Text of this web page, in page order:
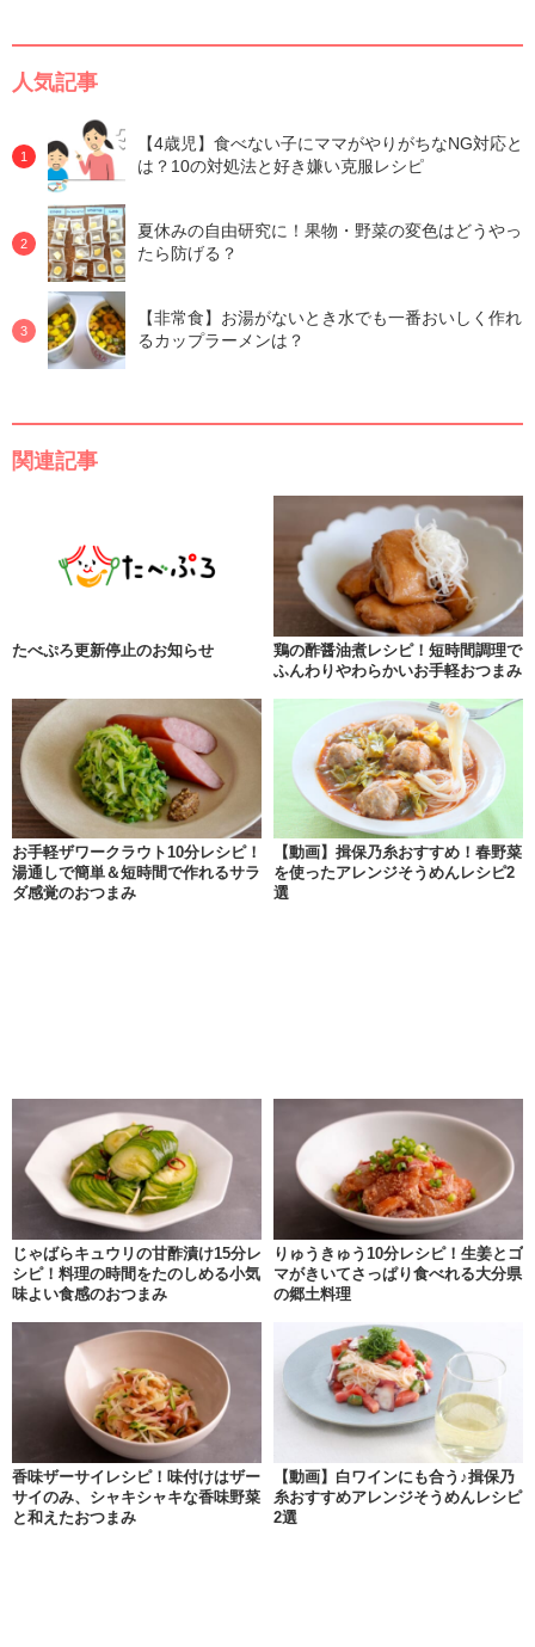
人気記事
【4歳児】食べない子にママがやりがちなNG対応と
は？10の対処法と好き嫌い克服レシピ
夏休みの自由研究に！果物・野菜の変色はどうやっ
たら防げる？
【非常食】お湯がないとき水でも一番おいしく作れ
るカップラーメンは？
関連記事
たべぷろ更新停止のお知らせ
鶏の酢醤油煮レシピ！短時間調理で
ふんわりやわらかいお手軽おつまみ
お手軽ザワークラウト10分レシピ！
湯通しで簡単＆短時間で作れるサラ
ダ感覚のおつまみ
【動画】揖保乃糸おすすめ！春野菜
を使ったアレンジそうめんレシピ2
選
じゃばらキュウリの甘酢漬け15分レ
シピ！料理の時間をたのしめる小気
味よい食感のおつまみ
りゅうきゅう10分レシピ！生姜とゴ
マがきいてさっぱり食べれる大分県
の郷土料理
香味ザーサイレシピ！味付けはザー
サイのみ、シャキシャキな香味野菜
と和えたおつまみ
【動画】白ワインにも合う♪揖保乃
糸おすすめアレンジそうめんレシピ
2選